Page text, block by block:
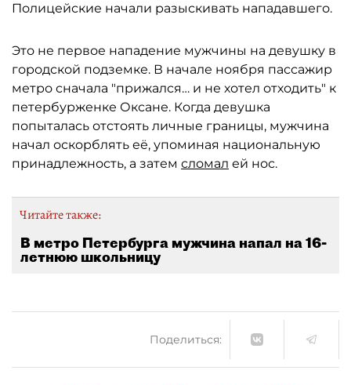
Полицейские начали разыскивать нападавшего.
Это не первое нападение мужчины на девушку в
городской подземке. В начале ноября пассажир
метро сначала "прижался… и не хотел отходить" к
петербурженке Оксане. Когда девушка
попыталась отстоять личные границы, мужчина
начал оскорблять её, упоминая национальную
принадлежность, а затем сломал ей нос.
Читайте также:
В метро Петербурга мужчина напал на 16-
летнюю школьницу
Поделиться: